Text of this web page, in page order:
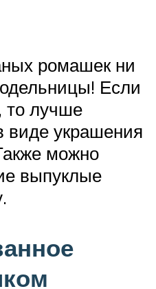
ромашек ни
Если
то лучше
виде украшения
можно
выпуклые